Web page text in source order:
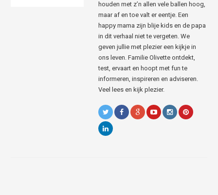
houden met z’n allen vele ballen hoog,
maar af en toe valt er eentje. Een
happy mama zijn blije kids en de papa
in dit verhaal niet te vergeten. We
geven jullie met plezier een kijkje in
ons leven. Familie Olivette ontdekt,
test, ervaart en hoopt met fun te
informeren, inspireren en adviseren.
Veel lees en kijk plezier.